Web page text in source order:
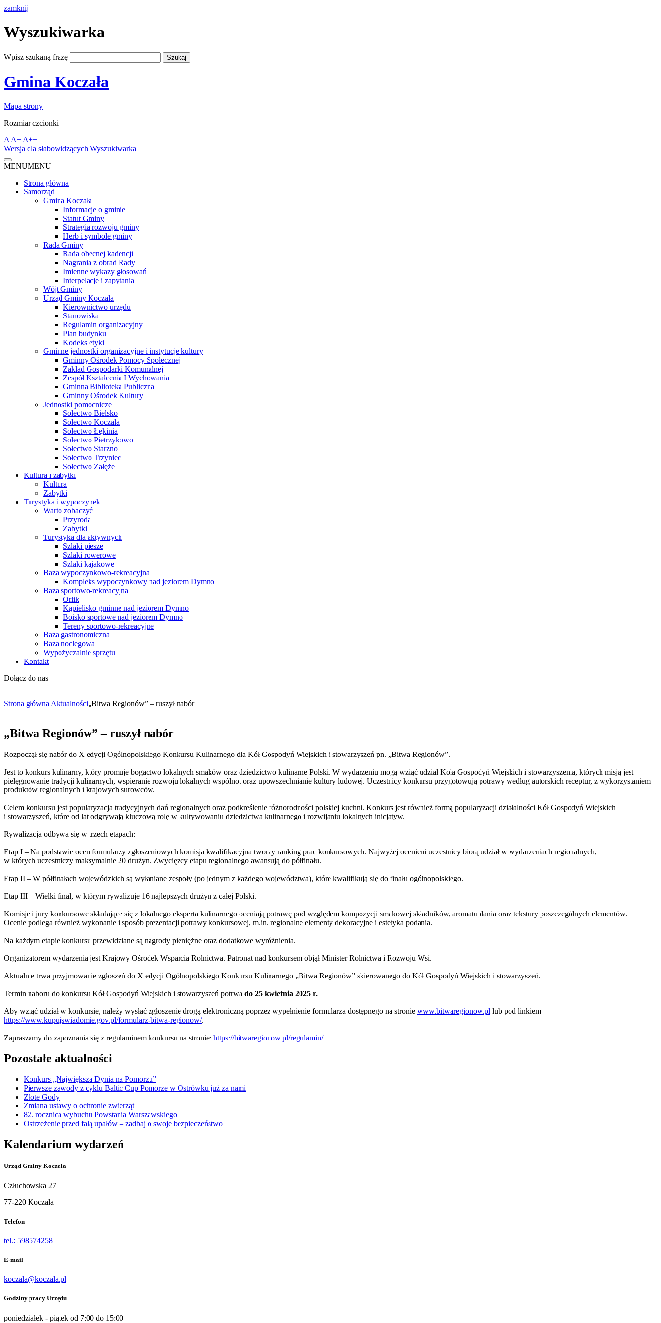
zamknij
Wyszukiwarka
Wpisz szukaną frazę
Gmina Koczała
Mapa strony
Rozmiar czcionki
A A+ A++
Wersja dla słabowidzących Wyszukiwarka
MENUMENU
Strona główna
Samorząd
Gmina Koczała
Informacje o gminie
Statut Gminy
Strategia rozwoju gminy
Herb i symbole gminy
Rada Gminy
Rada obecnej kadencji
Nagrania z obrad Rady
Imienne wykazy głosowań
Interpelacje i zapytania
Wójt Gminy
Urząd Gminy Koczała
Kierownictwo urzędu
Stanowiska
Regulamin organizacyjny
Plan budynku
Kodeks etyki
Gminne jednostki organizacyjne i instytucje kultury
Gminny Ośrodek Pomocy Społecznej
Zakład Gospodarki Komunalnej
Zespół Kształcenia I Wychowania
Gminna Biblioteka Publiczna
Gminny Ośrodek Kultury
Jednostki pomocnicze
Sołectwo Bielsko
Sołectwo Koczała
Sołectwo Łękinia
Sołectwo Pietrzykowo
Sołectwo Starzno
Sołectwo Trzyniec
Sołectwo Załęże
Kultura i zabytki
Kultura
Zabytki
Turystyka i wypoczynek
Warto zobaczyć
Przyroda
Zabytki
Turystyka dla aktywnych
Szlaki piesze
Szlaki rowerowe
Szlaki kajakowe
Baza wypoczynkowo-rekreacyjna
Kompleks wypoczynkowy nad jeziorem Dymno
Baza sportowo-rekreacyjna
Orlik
Kąpielisko gminne nad jeziorem Dymno
Boisko sportowe nad jeziorem Dymno
Tereny sportowo-rekreacyjne
Baza gastronomiczna
Baza noclegowa
Wypożyczalnie sprzętu
Kontakt
Dołącz do nas
Strona główna Aktualności„Bitwa Regionów” – ruszył nabór
„Bitwa Regionów” – ruszył nabór
Rozpoczął się nabór do X edycji Ogólnopolskiego Konkursu Kulinarnego dla Kół Gospodyń Wiejskich i stowarzyszeń pn. „Bitwa Regionów”.
Jest to konkurs kulinarny, który promuje bogactwo lokalnych smaków oraz dziedzictwo kulinarne Polski. W wydarzeniu mogą wziąć udział Koła Gospodyń Wiejskich i stowarzyszenia, których misją jest
pielęgnowanie tradycji kulinarnych, wspieranie rozwoju lokalnych wspólnot oraz upowszechnianie kultury ludowej. Uczestnicy konkursu przygotowują potrawy według autorskich receptur, z wykorzystaniem
produktów regionalnych i krajowych surowców.
Celem konkursu jest popularyzacja tradycyjnych dań regionalnych oraz podkreślenie różnorodności polskiej kuchni. Konkurs jest również formą popularyzacji działalności Kół Gospodyń Wiejskich
i stowarzyszeń, które od lat odgrywają kluczową rolę w kultywowaniu dziedzictwa kulinarnego i rozwijaniu lokalnych inicjatyw.
Rywalizacja odbywa się w trzech etapach:
Etap I – Na podstawie ocen formularzy zgłoszeniowych komisja kwalifikacyjna tworzy ranking prac konkursowych. Najwyżej ocenieni uczestnicy biorą udział w wydarzeniach regionalnych,
w których uczestniczy maksymalnie 20 drużyn. Zwycięzcy etapu regionalnego awansują do półfinału.
Etap II – W półfinałach wojewódzkich są wyłaniane zespoły (po jednym z każdego województwa), które kwalifikują się do finału ogólnopolskiego.
Etap III – Wielki finał, w którym rywalizuje 16 najlepszych drużyn z całej Polski.
Komisje i jury konkursowe składające się z lokalnego eksperta kulinarnego oceniają potrawę pod względem kompozycji smakowej składników, aromatu dania oraz tekstury poszczególnych elementów.
Ocenie podlega również wykonanie i sposób prezentacji potrawy konkursowej, m.in. regionalne elementy dekoracyjne i estetyka podania.
Na każdym etapie konkursu przewidziane są nagrody pieniężne oraz dodatkowe wyróżnienia.
Organizatorem wydarzenia jest Krajowy Ośrodek Wsparcia Rolnictwa. Patronat nad konkursem objął Minister Rolnictwa i Rozwoju Wsi.
Aktualnie trwa przyjmowanie zgłoszeń do X edycji Ogólnopolskiego Konkursu Kulinarnego „Bitwa Regionów” skierowanego do Kół Gospodyń Wiejskich i stowarzyszeń.
Termin naboru do konkursu Kół Gospodyń Wiejskich i stowarzyszeń potrwa do 25 kwietnia 2025 r.
Aby wziąć udział w konkursie, należy wysłać zgłoszenie drogą elektroniczną poprzez wypełnienie formularza dostępnego na stronie www.bitwaregionow.pl lub pod linkiem
https://www.kupujswiadomie.gov.pl/formularz-bitwa-regionow/.
Zapraszamy do zapoznania się z regulaminem konkursu na stronie: https://bitwaregionow.pl/regulamin/.
Pozostałe aktualności
Konkurs „Największa Dynia na Pomorzu”
Pierwsze zawody z cyklu Baltic Cup Pomorze w Ostrówku już za nami
Złote Gody
Zmiana ustawy o ochronie zwierząt
82. rocznica wybuchu Powstania Warszawskiego
Ostrzeżenie przed falą upałów – zadbaj o swoje bezpieczeństwo
Kalendarium wydarzeń
Urząd Gminy Koczała
Człuchowska 27
77-220 Koczała
Telefon
tel.: 598574258
E-mail
koczala@koczala.pl
Godziny pracy Urzędu
poniedziałek - piątek od 7:00 do 15:00